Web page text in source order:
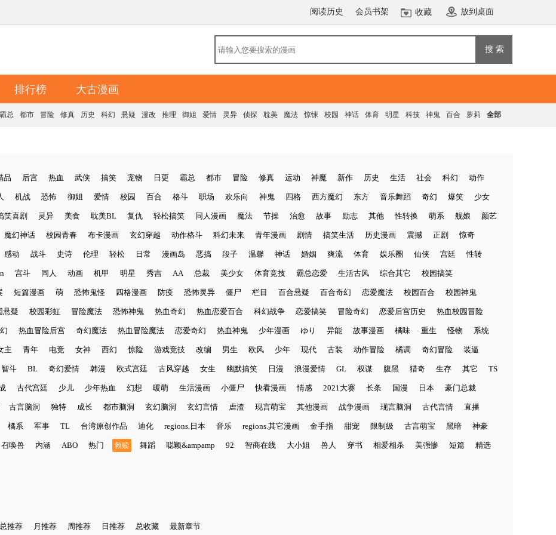
阅读历史 会员书架 收藏 放到桌面
搜 索
排行榜 大古漫画
霸总 都市 冒险 修真 历史 科幻 悬疑 漫改 推理 御姐 爱情 灵异 侦探 耽美 魔法 惊悚 校园 神话 体育 明星 科技 神鬼 百合 萝莉 全部
品 后宫 热血 武侠 搞笑 宠物 日更 霸总 都市 冒险 修真 运动 神魔 新作 历史 生活 社会 科幻 动作
机战 恐怖 御姐 爱情 校园 百合 格斗 职场 欢乐向 神鬼 四格 西方魔幻 东方 音乐舞蹈 奇幻 爆笑 少女
笑喜剧 灵异 美食 耽美BL 复仇 轻松搞笑 同人漫画 魔法 节操 治愈 故事 励志 其他 性转换 萌系 舰娘 颜艺
魔幻神话 校园青春 布卡漫画 玄幻穿越 动作格斗 科幻未来 青年漫画 剧情 搞笑生活 历史漫画 震撼 正剧 惊奇
感动 战斗 史诗 伦理 轻松 日常 漫画岛 恶搞 段子 温馨 神话 婚姻 爽流 体育 娱乐圈 仙侠 宫廷 性转
宫斗 同人 动画 机甲 明星 秀吉 AA 总裁 美少女 体育竞技 霸总恋爱 生活古风 综合其它 校园搞笑
短篇漫画 萌 恐怖鬼怪 四格漫画 防疫 恐怖灵异 僵尸 栏目 百合悬疑 百合奇幻 恋爱魔法 校园百合 校园神鬼
悬疑 校园彩虹 冒险魔法 恐怖神鬼 热血奇幻 热血恋爱百合 科幻战争 恋爱搞笑 冒险奇幻 恋爱后宫历史 热血校园冒险
热血冒险后宫 奇幻魔法 热血冒险魔法 恋爱奇幻 热血神鬼 少年漫画 ゆり 异能 故事漫画 橘味 重生 怪物 系统
主 青年 电竞 女神 西幻 惊险 游戏竞技 改编 男生 欧风 少年 现代 古装 动作冒险 橘调 奇幻冒险 装逼
智斗 BL 奇幻爱情 韩漫 欧式宫廷 古风穿越 女生 幽默搞笑 日漫 浪漫爱情 GL 权谋 腹黑 猎奇 生存 其它 TS
古代宫廷 少儿 少年热血 幻想 暖萌 生活漫画 小僵尸 快看漫画 情感 2021大赛 长条 国漫 日本 豪门总裁
古言脑洞 独特 成长 都市脑洞 玄幻脑洞 玄幻言情 虐渣 现言萌宝 其他漫画 战争漫画 现言脑洞 古代言情 直播
橘系 军事 TL 台湾原创作品 迪化 regions.日本 音乐 regions.其它漫画 金手指 甜宠 限制级 古言萌宝 黑暗 神豪
召唤兽 内涵 ABO 热门 救赎 舞蹈 聪颖&ampamp 92 智商在线 大小姐 兽人 穿书 相爱相杀 美强惨 短篇 精选
总推荐 月推荐 周推荐 日推荐 总收藏 最新章节